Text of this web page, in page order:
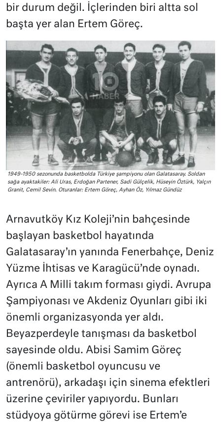
bir durum değil. İçlerinden biri altta sol
başta yer alan Ertem Göreç.
1949-1950 sezonunda basketbolda Türkiye şampiyonu olan Galatasaray. Soldan
sağa ayaktakiler: Ali Uras, Erdoğan Partener, Sadi Gülçelik, Hüseyin Öztürk, Yalçın
Granit, Cemil Sevin. Oturanlar: Ertem Göreç, Ayhan Öz, Yılmaz Gündüz
Arnavutköy Kız Koleji’nin bahçesinde
başlayan basketbol hayatında
Galatasaray’ın yanında Fenerbahçe, Deniz
Yüzme İhtisas ve Karagücü’nde oynadı.
Ayrıca A Milli takım forması giydi. Avrupa
Şampiyonası ve Akdeniz Oyunları gibi iki
önemli organizasyonda yer aldı.
Beyazperdeyle tanışması da basketbol
sayesinde oldu. Abisi Samim Göreç
(önemli basketbol oyuncusu ve
antrenörü), arkadaşı için sinema efektleri
üzerine çeviriler yapıyordu. Bunları
stüdyoya götürme görevi ise Ertem’e